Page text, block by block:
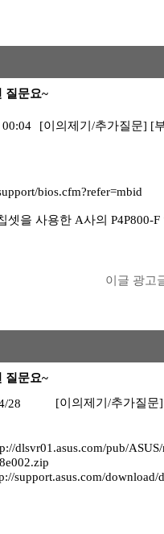
질문요~
[이의제기/추가질문] [
bios.cfm?refer=mbid
셋을 사용한 A사의 P4P800-F
이글 광고
질문요~
28
[이의제기/추가질문]
dlsvr01.asus.com/pub/
support.asus.com/download/